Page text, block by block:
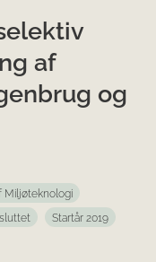
af
og
Miljøteknologi
Startår 2019